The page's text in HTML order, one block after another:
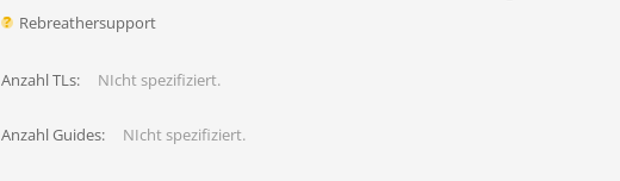
Rebreathersupport
Anzahl TLs: NIcht spezifiziert.
Anzahl Guides: NIcht spezifiziert.